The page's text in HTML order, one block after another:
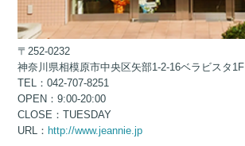
〒252-0232
神奈川県相模原市中央区矢部1-2-16ベラビスタ1F
TEL：042-707-8251
OPEN：9:00-20:00
CLOSE：TUESDAY
URL： http://www.jeannie.jp